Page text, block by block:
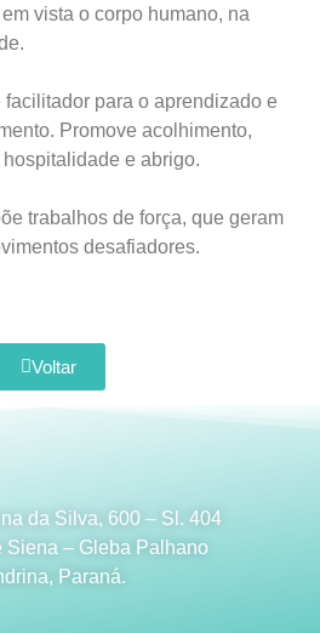
vista o corpo humano, na
para o aprendizado e
Promove acolhimento,
e abrigo.
trabalhos de força, que geram
desafiadores.
Voltar
da Silva, 600 – Sl . 404
Siena – Gleba Palhano
Paraná.